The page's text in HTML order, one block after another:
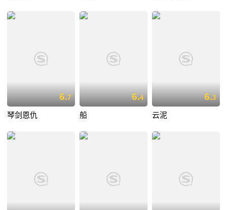
6.7
琴剑恩仇
6.4
船
6.3
云泥